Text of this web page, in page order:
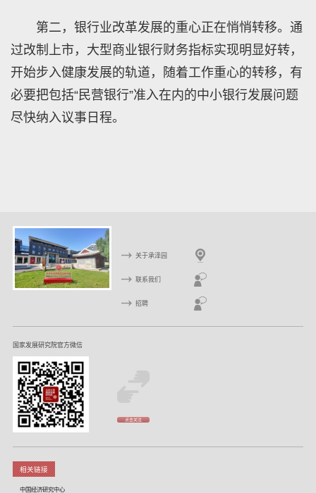
第二，银行业改革发展的重心正在悄悄转移。通
过改制上市，大型商业银行财务指标实现明显好转，
开始步入健康发展的轨道，随着工作重心的转移，有
必要把包括“民营银行”准入在内的中小银行发展问题
尽快纳入议事日程。
关于承泽园
联系我们
招聘
国家发展研究院官方微信
点击关注
相关链接
中国经济研究中心